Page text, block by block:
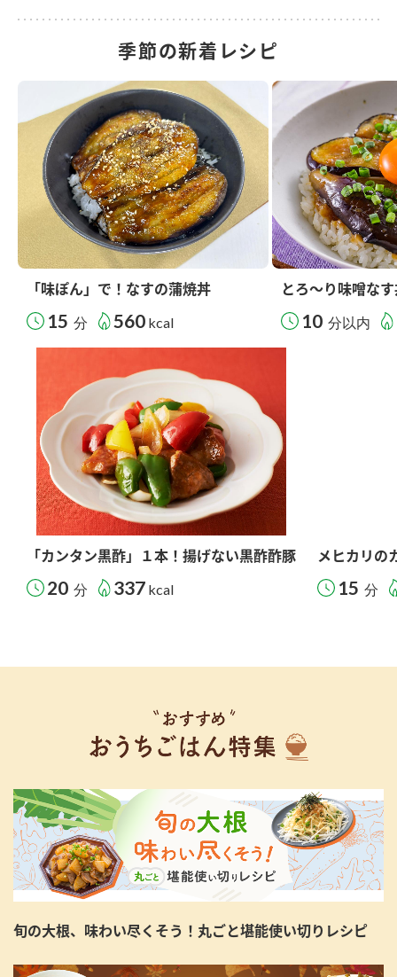
季節の新着レシピ
「味ぽん」で！なすの蒲焼丼
15 分 560 kcal
とろ～り味噌な
10 分以内
「カンタン黒酢」１本！揚げない黒酢酢豚
20 分 337 kcal
メヒカリの
15 分
旬の大根、味わい尽くそう！丸ごと堪能使い切りレシピ